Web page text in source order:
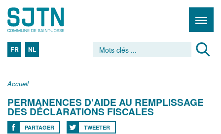
FR NL
Accueil
PERMANENCES D'AIDE AU REMPLISSAGE
DES DÉCLARATIONS FISCALES
PARTAGER TWEETER